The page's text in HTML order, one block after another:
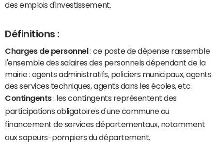
des emplois d'investissement.
Définitions :
Charges de personnel : ce poste de dépense rassemble
l'ensemble des salaires des personnels dépendant de la
mairie : agents administratifs, policiers municipaux, agents
des services techniques, agents dans les écoles, etc.
Contingents: les contingents représentent des
participations obligatoires d'une commune au
financement de services départementaux, notamment
aux sapeurs-pompiers du département.